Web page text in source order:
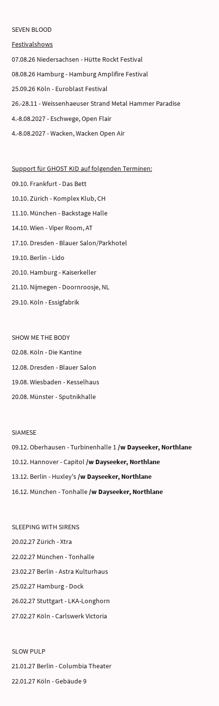
SEVEN BLOOD
Festivalshows
07.08.26 Niedersachsen - Hütte Rockt Festival
08.08.26 Hamburg - Hamburg Amplifire Festival
25.09.26 Köln - Euroblast Festival
26.-28.11 - Weissenhaeuser Strand Metal Hammer Paradise
4.-8.08.2027 - Eschwege, Open Flair
4.-8.08.2027 - Wacken, Wacken Open Air
Support für GHOST KID auf folgenden Terminen:
09.10. Frankfurt - Das Bett
10.10. Zürich - Komplex Klub, CH
11.10. München - Backstage Halle
14.10. Wien - Viper Room, AT
17.10. Dresden - Blauer Salon/Parkhotel
19.10. Berlin - Lido
20.10. Hamburg - Kaiserkeller
21.10. Nijmegen - Doornroosje, NL
29.10. Köln - Essigfabrik
SHOW ME THE BODY
02.08. Köln - Die Kantine
12.08. Dresden - Blauer Salon
19.08. Wiesbaden - Kesselhaus
20.08. Münster - Sputnikhalle
SIAMESE
09.12. Oberhausen - Turbinenhalle 1/w Dayseeker, Northlane
10.12. Hannover - Capitol /w Dayseeker, Northlane
13.12. Berlin - Huxley's/w Dayseeker, Northlane
16.12. München - Tonhalle /w Dayseeker, Northlane
SLEEPING WITH SIRENS
20.02.27 Zürich - Xtra
22.02.27 München - Tonhalle
23.02.27 Berlin - Astra Kulturhaus
25.02.27 Hamburg - Dock
26.02.27 Stuttgart - LKA-Longhorn
27.02.27 Köln - Carlswerk Victoria
SLOW PULP
21.01.27 Berlin - Columbia Theater
22.01.27 Köln - Gebäude 9